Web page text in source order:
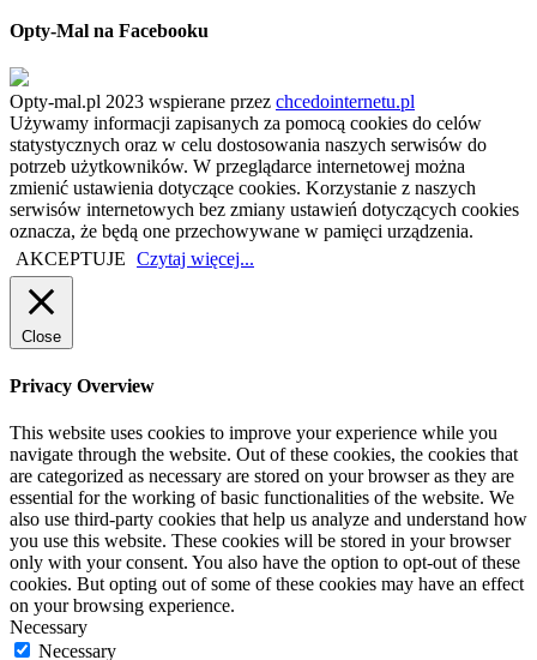
Opty-Mal na Facebooku
Opty-mal.pl 2023 wspierane przez chcedointernetu.pl
Używamy informacji zapisanych za pomocą cookies do celów
statystycznych oraz w celu dostosowania naszych serwisów do
potrzeb użytkowników. W przeglądarce internetowej można
zmienić ustawienia dotyczące cookies. Korzystanie z naszych
serwisów internetowych bez zmiany ustawień dotyczących cookies
oznacza, że będą one przechowywane w pamięci urządzenia.
AKCEPTUJE Czytaj więcej...
Close
Privacy Overview
This website uses cookies to improve your experience while you
navigate through the website. Out of these cookies, the cookies that
are categorized as necessary are stored on your browser as they are
essential for the working of basic functionalities of the website. We
also use third-party cookies that help us analyze and understand how
you use this website. These cookies will be stored in your browser
only with your consent. You also have the option to opt-out of these
cookies. But opting out of some of these cookies may have an effect
on your browsing experience.
Necessary
Necessary